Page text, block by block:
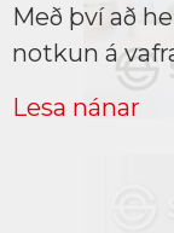
Með því að
notkun á
Lesa nánar